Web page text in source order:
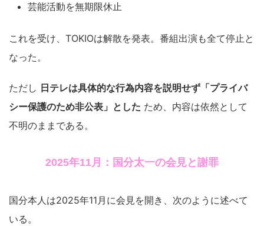
芸能活動を無期限休止
これを受け、TOKIOは解散を発表。番組出演も全て停止と
なった。
ただし 日テレは具体的な行為内容を説明せず「プライバ
シー保護のため非公表」とした ため、内容は依然として
不明のままである。
2025年11月：国分太一の会見と謝罪
国分本人は2025年11月に会見を開き、次のように述べて
いる。